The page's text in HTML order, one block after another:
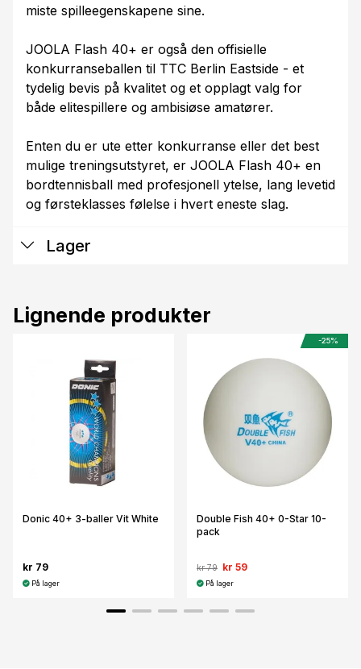
miste spilleegenskapene sine.
JOOLA Flash 40+ er også den offisielle
konkurranseballen til TTC Berlin Eastside - et
tydelig bevis på kvalitet og et opplagt valg for
både elitespillere og ambisiøse amatører.
Enten du er ute etter konkurranse eller det best
mulige treningsutstyret, er JOOLA Flash 40+ en
bordtennisball med profesjonell ytelse, lang levetid
og førsteklasses følelse i hvert eneste slag.
Lager
Lignende produkter
Donic 40+ 3-baller Vit White
kr 79
På lager
-25%
Double Fish 40+ 0-Star 10-
pack
kr 79 kr 59
På lager